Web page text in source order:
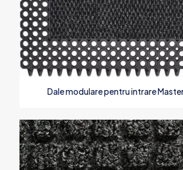
Dale modulare pentru intrare